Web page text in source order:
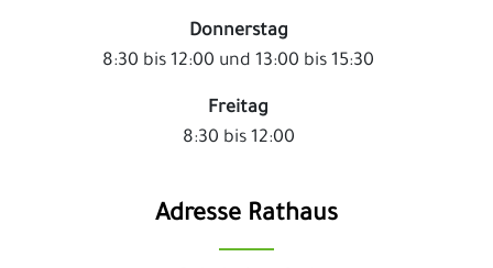
Donnerstag
8:30 bis 12:00 und 13:00 bis 15:30
Freitag
8:30 bis 12:00
Adresse Rathaus